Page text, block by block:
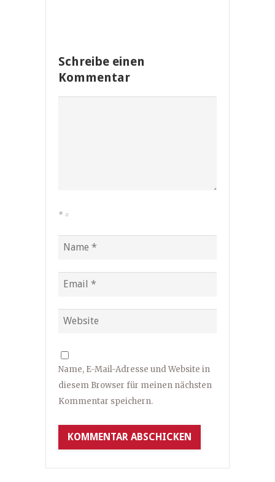
Schreibe einen
Kommentar
* =
Name, E-Mail-Adresse und Website in
diesem Browser für meinen nächsten
Kommentar speichern.